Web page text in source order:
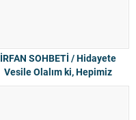
İRFAN SOHBETİ / Hidayete
Vesile Olalım ki, Hepimiz
Kurtulalım